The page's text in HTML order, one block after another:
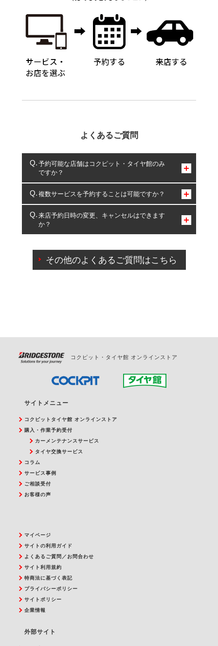
よくあるご質問
予約可能な店舗はコクピット・タイヤ館のみ
ですか？
コクピット・タイヤ館のみとなります。
複数サービスを予約することは可能ですか？
複数サービスのご予約は可能です。
一部の商品・サービスの組み合わせに限り、同時にご予約が
出来ないものもございます。
来店予約日時の変更、キャンセルはできます
か？
ご来店予約日の3営業日前を過ぎている場合のご予約
の日時変更につきましては、直接ご予約の店舗まで
その他のよくあるご質問はこちら
コクピット・タイヤ館 オンラインストア
サイトメニュー
コクピットタイヤ館 オンラインストア
購入・作業予約受付
カーメンテナンスサービス
タイヤ交換サービス
コラム
サービス事例
ご相談受付
お客様の声
マイページ
サイトの利用ガイド
よくあるご質問／お問合わせ
サイト利用規約
特商法に基づく表記
プライバシーポリシー
サイトポリシー
企業情報
外部サイト